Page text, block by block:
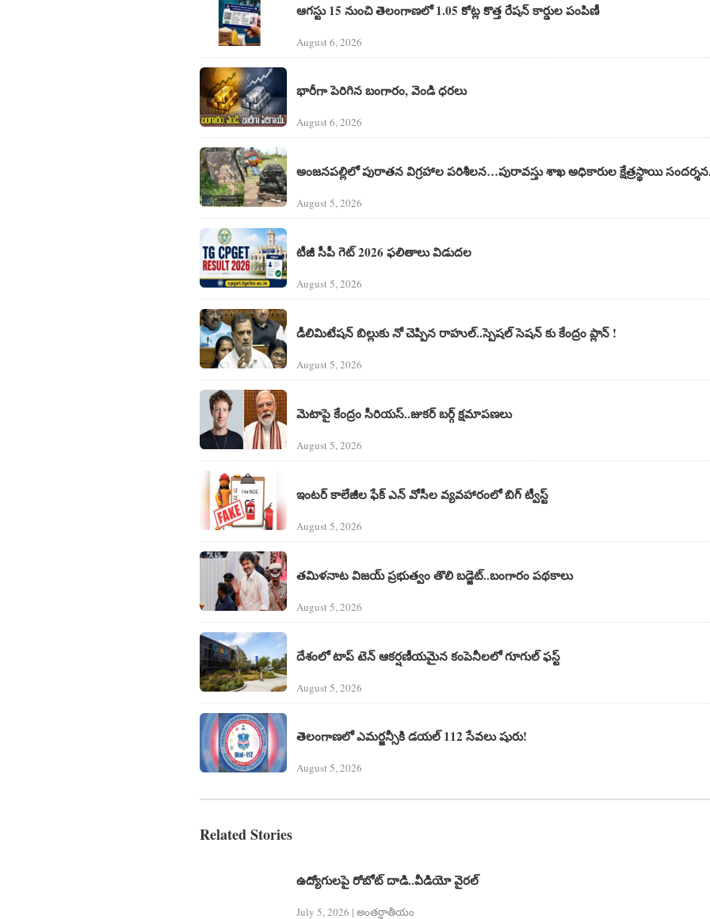
ఆగస్టు 15 నుంచి తెలంగాణలో 1.05 కోట్ల కొత్త రేషన్ కార్డుల పంపిణీ
August 6, 2026
భారీగా పెరిగిన బంగారం, వెండి ధరలు
August 6, 2026
అంజనపల్లిలో పురాతన విగ్రహాల పరిశీలన…పురావస్తు శాఖ అధికారుల క్షేత్రస్థాయి
August 5, 2026
టీజీ సీపీ గెట్ 2026 ఫలితాలు విడుదల
August 5, 2026
డీలిమిటేషన్ బిల్లుకు నో చెప్పిన రాహుల్..స్పెషల్ సెషన్ కు కేంద్రం ప్లాన్ !
August 5, 2026
మెటాపై కేంద్రం సీరియస్..జుకర్ బర్గ్ క్షమాపణలు
August 5, 2026
ఇంటర్ కాలేజీల ఫేక్ ఎన్ వోసీల వ్యవహారంలో బిగ్ ట్వీస్ట్
August 5, 2026
తమిళనాట విజయ్ ప్రభుత్వం తొలి బడ్జెట్‌..బంగారం పథకాలు
August 5, 2026
దేశంలో టాప్ టెన్ ఆకర్షణీయమైన కంపెనీలలో గూగుల్‌ ఫస్ట్‌
August 5, 2026
తెలంగాణలో ఎమర్జన్సీకి డయల్ 112 సేవలు షురు!
August 5, 2026
Related Stories
ఉద్యోగులపై రోబోట్ దాడి..వీడియో వైరల్
July 5, 2026 | అంత‌ర్జాతీయం